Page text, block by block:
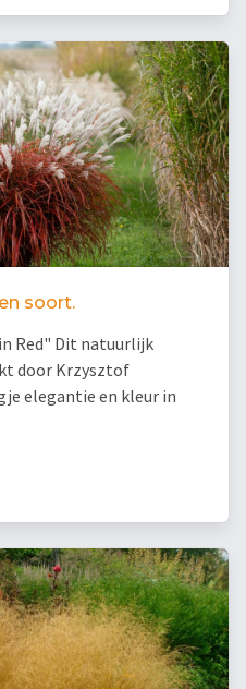
soort.
Red" Dit natuurlijk
door Krzysztof
elegantie en kleur in